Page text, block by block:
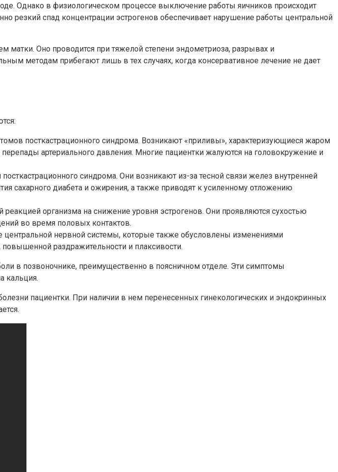
Однако в физиологическом процессе выключение работы яичников происходит
резкий спад концентрации эстрогенов обеспечивает нарушение работы центральной
матки. Оно проводится при тяжелой степени эндометриоза, разрывах и
методам прибегают лишь в тех случаях, когда консервативное лечение не дает
посткастрационного синдрома. Возникают «приливы», характеризующиеся жаром
артериального давления. Многие пациентки жалуются на головокружение и
синдрома. Они возникают из-за тесной связи желез внутренней
сахарного диабета и ожирения, а также приводят к усиленному отложению
организма на снижение уровня эстрогенов. Они проявляются сухостью
во время половых контактов.
нервной системы, которые также обусловлены изменениями
раздражительности и плаксивости.
в позвоночнике, преимущественно в поясничном отделе. Эти симптомы
кальция.
пациентки. При наличии в нем перенесенных гинекологических и эндокринных